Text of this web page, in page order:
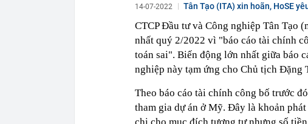
14-07-2022 Tân Tạo (ITA) xin hoãn, HoSE
CTCP Đầu tư và Công nghiệp Tân Tạo
nhất quý 2/2022 vì "báo cáo tài chính
toán sai". Biến động lớn nhất giữa báo
nghiệp này tạm ứng cho Chủ tịch Đặng
Theo báo cáo tài chính công bố trước
tham gia dự án ở Mỹ. Đây là khoản